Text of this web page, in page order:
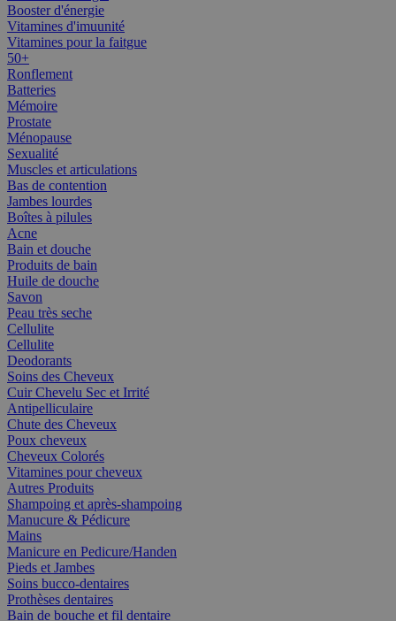
Booster d'énergie
Vitamines d'imuunité
Vitamines pour la faitgue
50+
Ronflement
Batteries
Mémoire
Prostate
Ménopause
Sexualité
Muscles et articulations
Bas de contention
Jambes lourdes
Boîtes à pilules
Acne
Bain et douche
Produits de bain
Huile de douche
Savon
Peau très seche
Cellulite
Cellulite
Deodorants
Soins des Cheveux
Cuir Chevelu Sec et Irrité
Antipelliculaire
Chute des Cheveux
Poux cheveux
Cheveux Colorés
Vitamines pour cheveux
Autres Produits
Shampoing et après-shampoing
Manucure & Pédicure
Mains
Manicure en Pedicure/Handen
Pieds et Jambes
Soins bucco-dentaires
Prothèses dentaires
Bain de bouche et fil dentaire